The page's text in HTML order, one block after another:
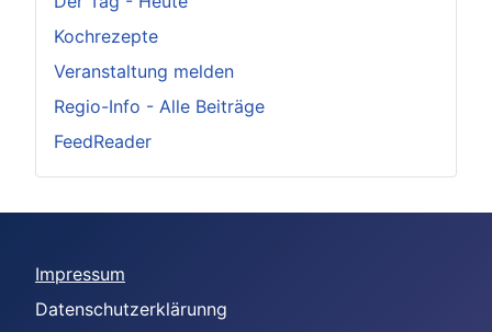
Kochrezepte
Veranstaltung melden
Regio-Info - Alle Beiträge
FeedReader
Impressum
Datenschutzerklärunng